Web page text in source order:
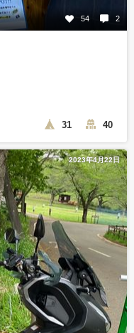
54 2
31 40
2023年4月22日